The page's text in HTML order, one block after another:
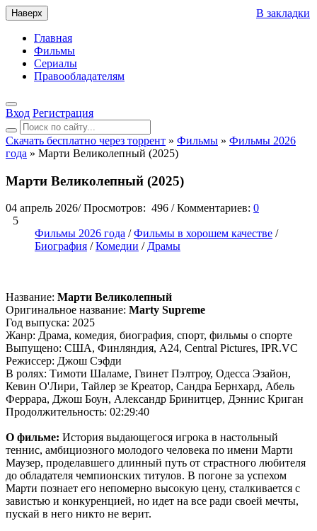
Наверх
Главная
Фильмы
Сериалы
Правообладателям
Вход Регистрация
Скачать бесплатно через торрент » Фильмы » Фильмы 2026
года » Марти Великолепный (2025)
Марти Великолепный (2025)
В закладки
04 апрель 2026/ Просмотров: 496 / Комментариев: 0
5
Фильмы 2026 года /Фильмы в хорошем качестве /
Биография /Комедии /Драмы
Название: Марти Великолепный
Оригинальное название: Marty Supreme
Год выпуска: 2025
Жанр: Драма, комедия, биография, спорт, фильмы о спорте
Выпущено: США, Финляндия, A24, Central Pictures, IPR.VC
Режиссер: Джош Сэфди
В ролях: Тимоти Шаламе, Гвинет Пэлтроу, Одесса Эзайон,
Кевин О'Лири, Тайлер зе Креатор, Сандра Бернхард, Абель
Феррара, Джош Боун, Александр Бринитцер, Дэннис Криган
Продолжительность: 02:29:40
О фильме: История выдающегося игрока в настольный
теннис, амбициозного молодого человека по имени Марти
Маузер, проделавшего длинный путь от страстного любителя
до обладателя чемпионских титулов. В погоне за успехом
Марти познает его непомерно высокую цену, сталкивается с
завистью и конкуренцией, но идет на все ради своей мечты,
пускай в него никто не верит.